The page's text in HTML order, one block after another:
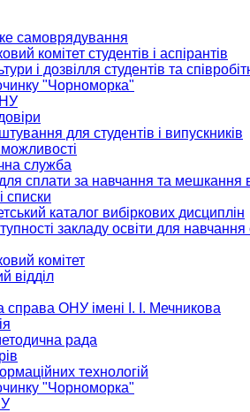
самоврядування
комітет студентів і аспірантів
і дозвілля студентів та
"Чорноморка"
для студентів і випускників
служба
для сплати за навчання та мешкання
списки
каталог вибіркових дисциплін
закладу освіти для
комітет
відділ
справа ОНУ імені І. І. Мечникова
рада
технологій
"Чорноморка"